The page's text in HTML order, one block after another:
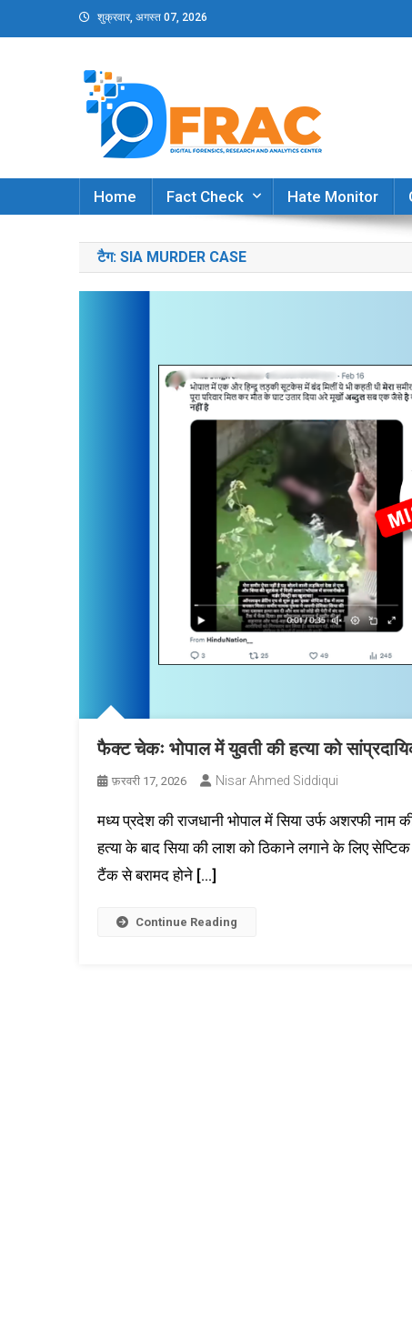
to
शुक्रवार, अगस्त 07, 2026
DFRAC_ORG
Digital Forensics, Research and Analytics
Home
Fact Check Hate Monitor
टैग: SIA MURDER CASE
फैक्ट चेकः भोपाल में युवती की हत्या को
फ़रवरी 17, 2026 Nisar Ahmed Siddiqui
मध्य प्रदेश की राजधानी भोपाल में सिया उर्फ अशरफी नाम
हत्या के बाद सिया की लाश को ठिकाने लगाने के लिए
टैंक से बरामद होने […]
Continue Reading